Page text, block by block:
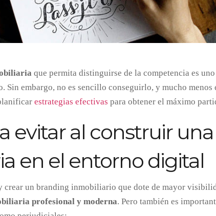
que permita distinguirse de la competencia es
Sin embargo, no es sencillo conseguirlo, y mucho menos
estrategias efectivas para obtener el máximo
evitar al construir
en el entorno digital
crear un branding inmobiliario que dote de mayor
profesional y moderna. Pero también es